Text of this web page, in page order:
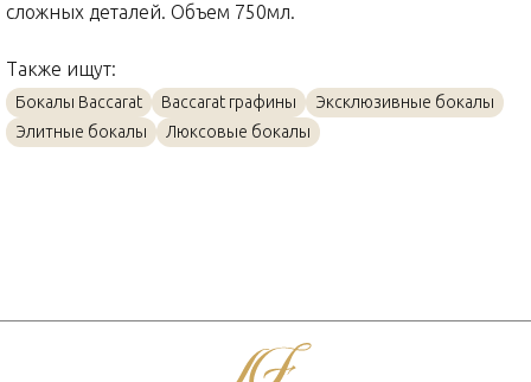
сложных деталей. Объем 750мл.
Также ищут:
Бокалы Baccarat Baccarat графины
Эксклюзивные бокалы
Элитные бокалы
Люксовые бокалы